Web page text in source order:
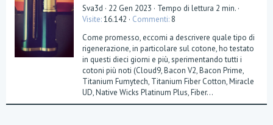
Sva3d 22 Gen 2023
Tempo di lettura 2 min.
Visite 16.142 Commenti 8
Come promesso, eccomi a descrivere quale tipo di
rigenerazione, in particolare sul cotone, ho testato
in questi dieci giorni e più, sperimentando tutti i
cotoni più noti (Cloud9, Bacon V2, Bacon Prime,
Titanium Fumytech, Titanium Fiber Cotton, Miracle
UD, Native Wicks Platinum Plus, Fiber...